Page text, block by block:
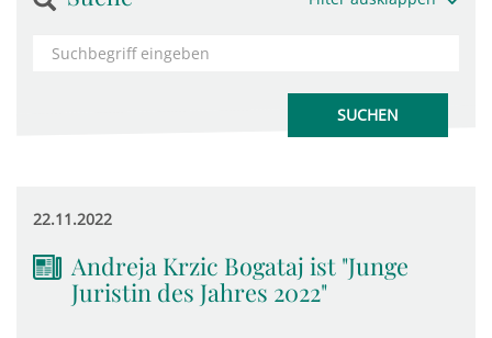
22.11.2022
Andreja Krzic Bogataj ist "Junge
Juristin des Jahres 2022"